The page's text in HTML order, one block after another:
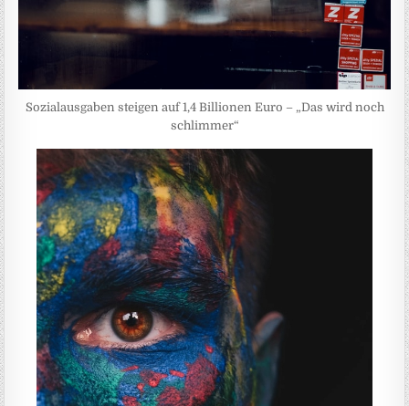
Sozialausgaben steigen auf 1,4 Billionen Euro – „Das wird noch
schlimmer“